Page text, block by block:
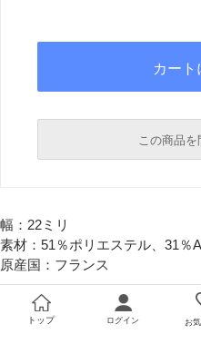
この商品を
幅：22ミリ
素材：51％ポリエステル、31％
原産国：フランス
トップ ログイン お